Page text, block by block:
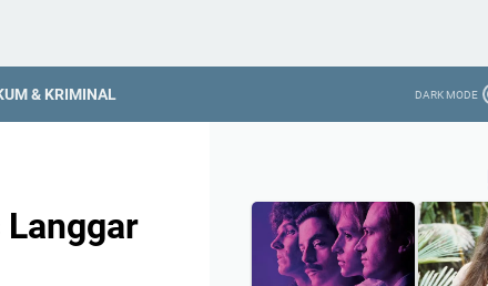
& KRIMINAL